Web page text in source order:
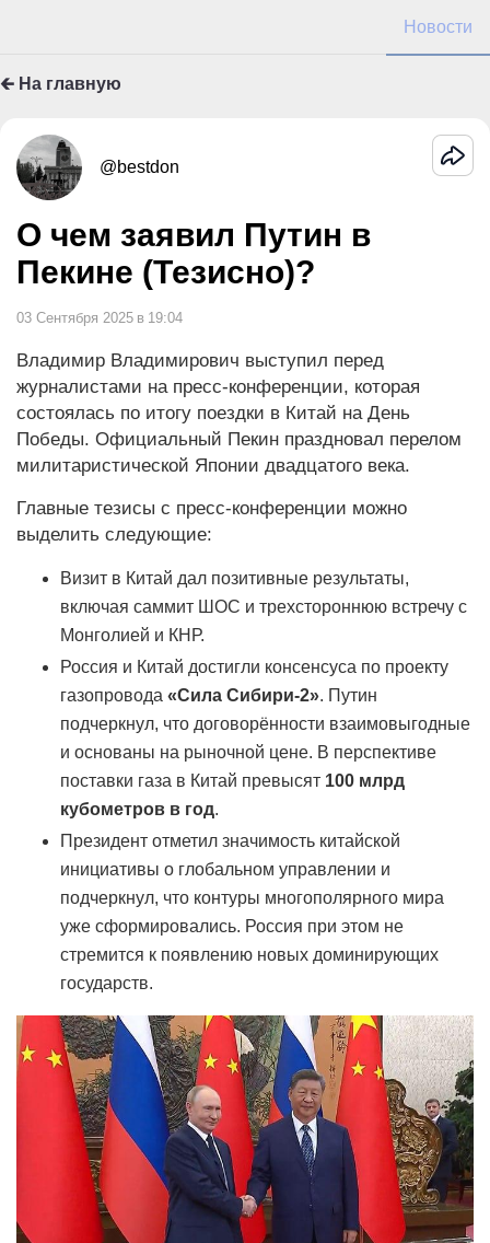
Новости
🡰 На главную
@bestdon
О чем заявил Путин в
Пекине (Тезисно)?
03 Сентября 2025 в 19:04
Владимир Владимирович выступил перед
журналистами на пресс-конференции, которая
состоялась по итогу поездки в Китай на День
Победы. Официальный Пекин праздновал перелом
милитаристической Японии двадцатого века.
Главные тезисы с пресс-конференции можно
выделить следующие:
Визит в Китай дал позитивные результаты,
включая саммит ШОС и трехстороннюю встречу с
Монголией и КНР.
Россия и Китай достигли консенсуса по проекту
газопровода«Сила Сибири-2». Путин
подчеркнул, что договорённости взаимовыгодные
и основаны на рыночной цене. В перспективе
поставки газа в Китай превысят 100 млрд
кубометров в год.
Президент отметил значимость китайской
инициативы о глобальном управлении и
подчеркнул, что контуры многополярного мира
уже сформировались. Россия при этом не
стремится к появлению новых доминирующих
государств.